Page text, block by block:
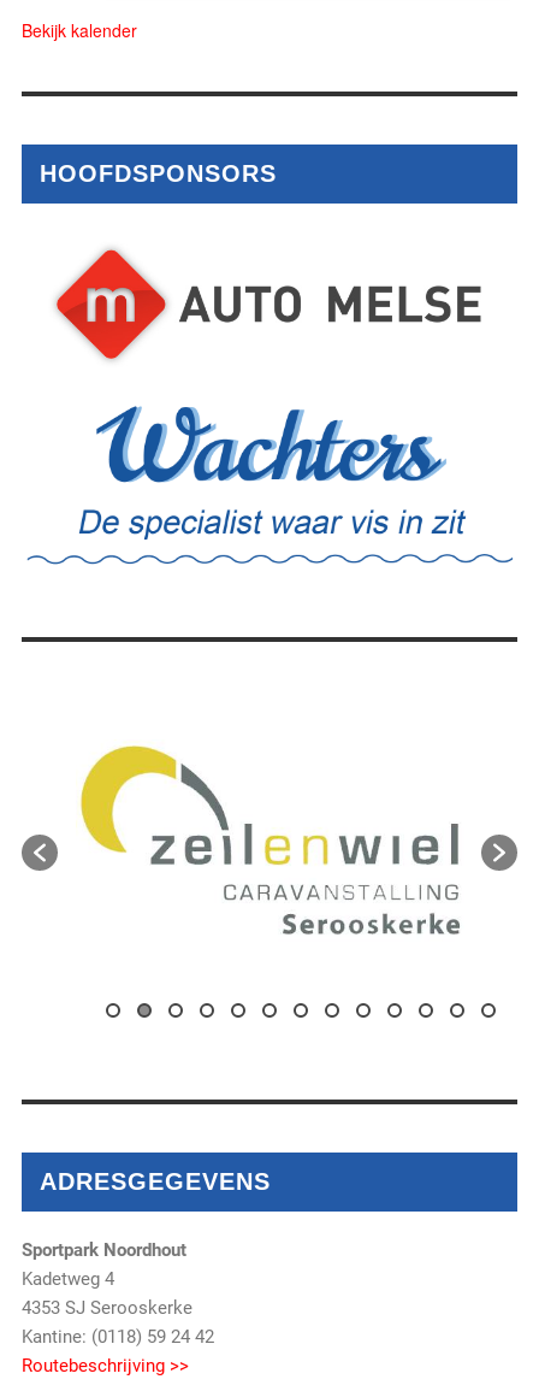
Bekijk kalender
HOOFDSPONSORS
ADRESGEGEVENS
Sportpark Noordhout
Kadetweg 4
4353 SJ Serooskerke
Kantine: (0118) 59 24 42
Routebeschrijving >>